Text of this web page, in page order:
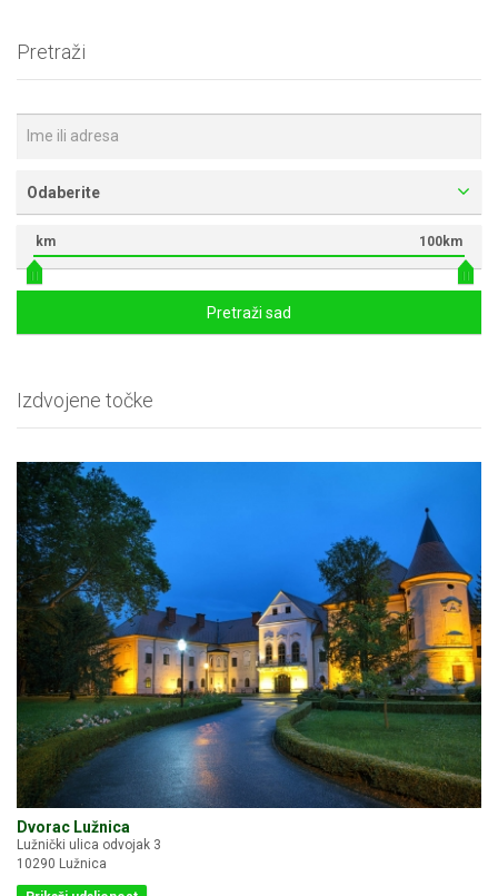
Pretraži
Odaberite
km 100km
Pretraži sad
Izdvojene točke
Dvorac Lužnica
Lužnički ulica odvojak 3
10290 Lužnica